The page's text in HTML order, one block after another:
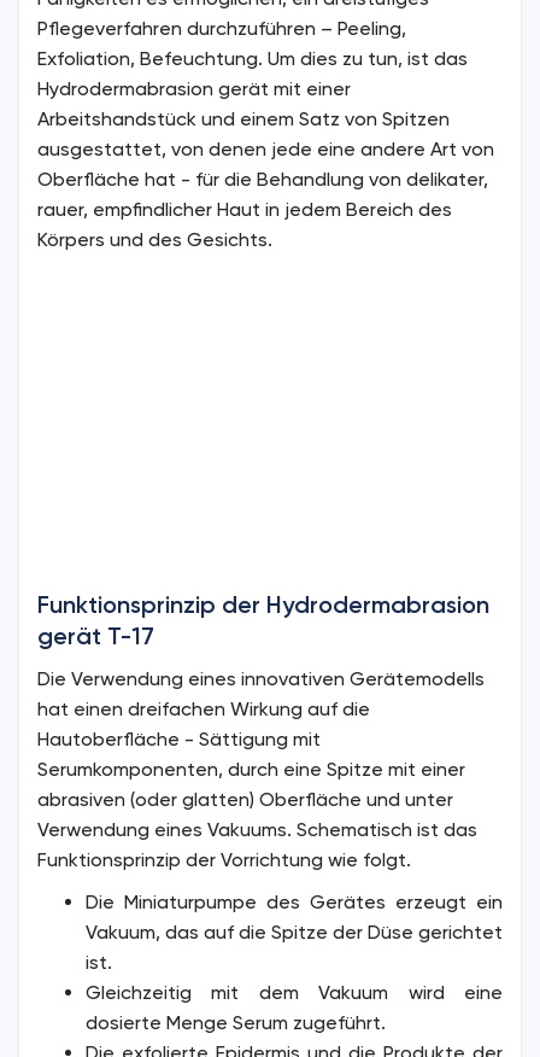
Pflegeverfahren durchzuführen – Peeling,
Exfoliation, Befeuchtung. Um dies zu tun, ist das
Hydrodermabrasion gerät mit einer
Arbeitshandstück und einem Satz von Spitzen
ausgestattet, von denen jede eine andere Art von
Oberfläche hat - für die Behandlung von delikater,
rauer, empfindlicher Haut in jedem Bereich des
Körpers und des Gesichts.
Funktionsprinzip der Hydrodermabrasion
gerät T-17
Die Verwendung eines innovativen Gerätemodells
hat einen dreifachen Wirkung auf die
Hautoberfläche - Sättigung mit
Serumkomponenten, durch eine Spitze mit einer
abrasiven (oder glatten) Oberfläche und unter
Verwendung eines Vakuums. Schematisch ist das
Funktionsprinzip der Vorrichtung wie folgt.
Die Miniaturpumpe des Gerätes erzeugt ein
Vakuum, das auf die Spitze der Düse gerichtet
ist.
Gleichzeitig mit dem Vakuum wird eine
dosierte Menge Serum zugeführt.